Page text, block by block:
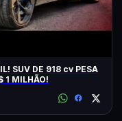
SUV DE 918 cv PESA
1 MILHÃO!